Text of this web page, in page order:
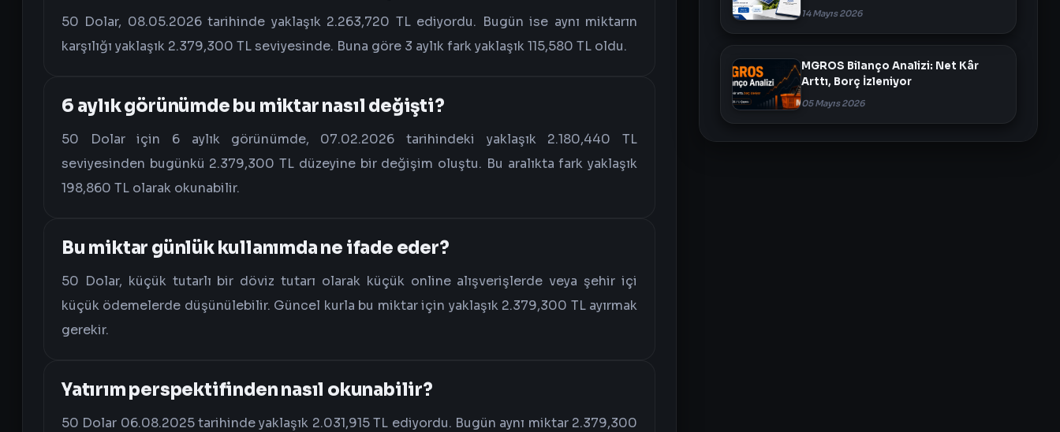
50 Dolar, 08.05.2026 tarihinde yaklaşık 2.263,720 TL ediyordu. Bugün ise aynı miktarın
karşılığı yaklaşık 2.379,300 TL seviyesinde. Buna göre 3 aylık fark yaklaşık 115,580 TL oldu.
6 aylık görünümde bu miktar nasıl değişti?
50 Dolar için 6 aylık görünümde, 07.02.2026 tarihindeki yaklaşık 2.180,440 TL
seviyesinden bugünkü 2.379,300 TL düzeyine bir değişim oluştu. Bu aralıkta fark yaklaşık
198,860 TL olarak okunabilir.
Bu miktar günlük kullanımda ne ifade eder?
50 Dolar, küçük tutarlı bir döviz tutarı olarak küçük online alışverişlerde veya şehir içi
küçük ödemelerde düşünülebilir. Güncel kurla bu miktar için yaklaşık 2.379,300 TL ayırmak
gerekir.
Yatırım perspektifinden nasıl okunabilir?
50 Dolar 06.08.2025 tarihinde yaklaşık 2.031,915 TL ediyordu. Bugün aynı miktar 2.379,300
Ortaklığı)
14 Mayıs 2026
MGROS Bilanço Analizi: Net Kâr
Arttı, Borç İzleniyor
05 Mayıs 2026